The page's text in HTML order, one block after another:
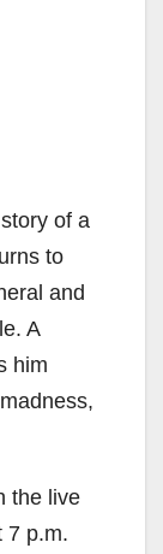
of a
to
and
A
him
the live
7 p.m.